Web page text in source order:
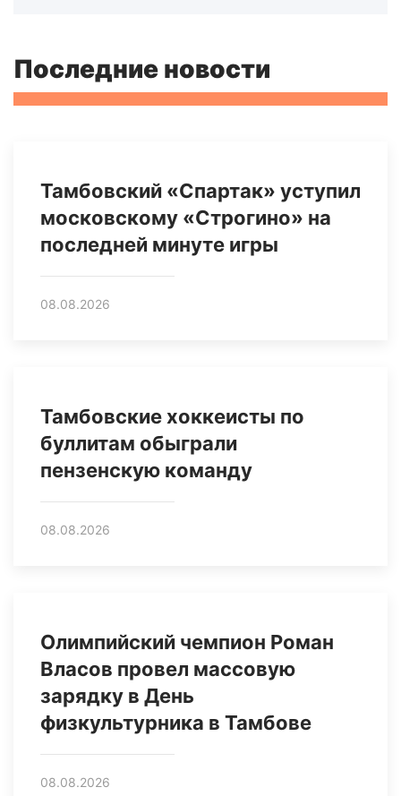
Последние новости
Тамбовский «Спартак» уступил
московскому «Строгино» на
последней минуте игры
08.08.2026
Тамбовские хоккеисты по
буллитам обыграли
пензенскую команду
08.08.2026
Олимпийский чемпион Роман
Власов провел массовую
зарядку в День
физкультурника в Тамбове
08.08.2026